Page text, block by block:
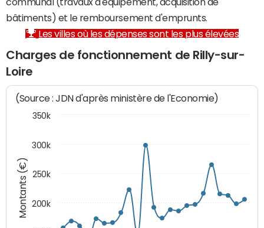
bâtiments) et le remboursement d'emprunts.
Les villes où les dépenses sont les plus élevées
Charges de fonctionnement de Rilly-sur-
Loire
Montants (€)
(Source : JDN d'après ministère de l'Economie)
200k
250k
300k
350k